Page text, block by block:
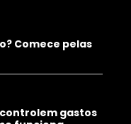
Comece pelas
gastos